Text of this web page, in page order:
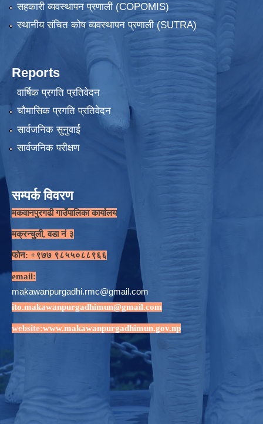
सहकारी व्यवस्थापन प्रणाली (COPOMIS)
स्थानीय संचित कोष व्यवस्थापन प्रणाली (SUTRA)
Reports
वार्षिक प्रगति प्रतिवेदन
चौमासिक प्रगति प्रतिवेदन
सार्वजनिक सुनुवाई
सार्वजनिक परीक्षण
सम्पर्क विवरण
मकवानपुरगढी गाउँपालिका कार्यालय
मक्रन्चुली, वडा नं ३
फोन: +९७७ ९८५५०८८९६६
email:
makawanpurgadhi.rmc@gmail.com
ito.makawanpurgadhimun@gmail.com
website:www.makawanpurgadhimun.gov.np